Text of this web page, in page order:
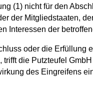
(1) nicht für den
der Mitgliedstaaten,
Interessen der
oder die
die Putzteufel
des Eingreifens